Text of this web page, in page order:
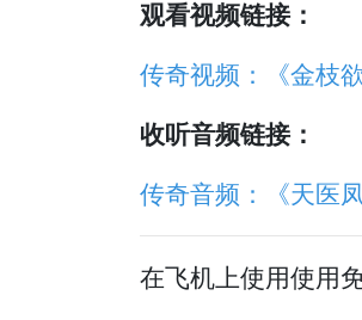
观看视频链接：
传奇视频：《金枝
收听音频链接：
传奇音频：《天医
在飞机上使用使用